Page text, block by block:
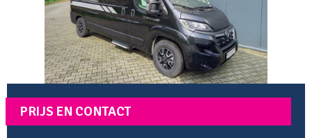
PRIJS EN CONTACT